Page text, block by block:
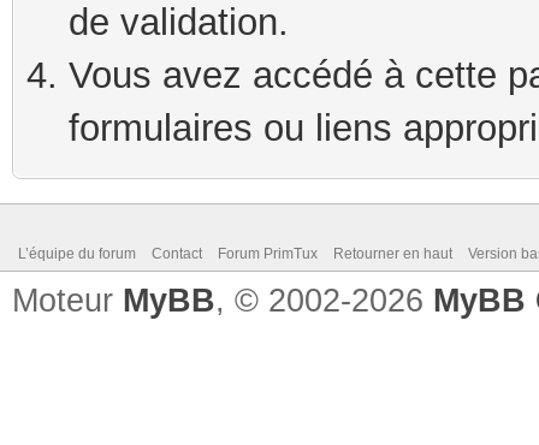
de validation.
Vous avez accédé à cette
formulaires ou liens
L’équipe du forum Contact Forum PrimTux Retourner en haut Version
Moteur MyBB, © 2002-2026 MyBB